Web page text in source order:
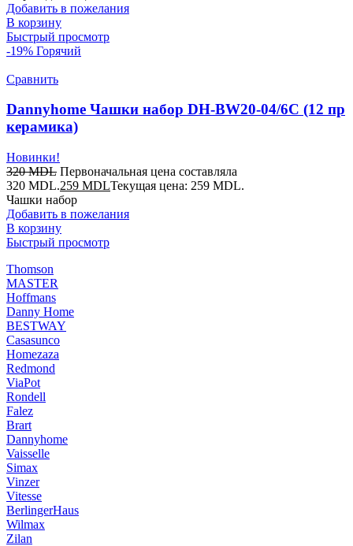
Добавить в пожелания
В корзину
Быстрый просмотр
-19% Горячий
Сравнить
Dannyhome Чашки набор DH-BW20-04/6C (12 пр
керамика)
Новинки!
320MDL Первоначальная цена составляла
320 MDL.259 MDLТекущая цена: 259 MDL.
Чашки набор
Добавить в пожелания
В корзину
Быстрый просмотр
Thomson
MASTER
Hoffmans
Danny Home
BESTWAY
Casasunco
Homezaza
Redmond
ViaPot
Rondell
Falez
Brart
Dannyhome
Vaisselle
Simax
Vinzer
Vitesse
BerlingerHaus
Wilmax
Zilan